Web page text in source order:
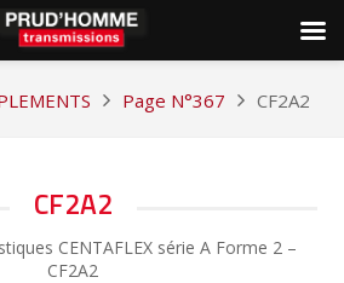
Page N°367 CF2A2
CF2A2
CENTAFLEX série A Forme 2 –
CF2A2